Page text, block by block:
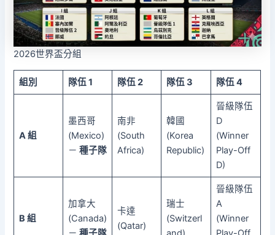
2026世界盃分組
組別 隊伍 1 隊伍 2 隊伍 3 隊伍 4
A 組
墨西哥
(Mexico)
－ 種子隊
南非
(South
Africa)
韓國
(Korea
Republic)
晉級隊伍
D
(Winner
Play-Off
D)
B 組
加拿大
(Canada)
卡達
(Qatar)
瑞士
(Switzerl
晉級隊伍
A
(Winner